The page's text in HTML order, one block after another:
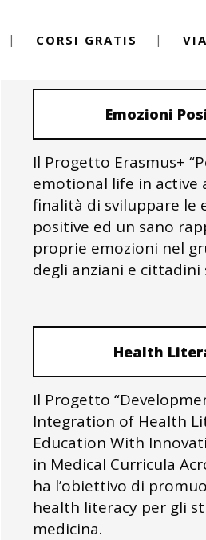
CORSI GRATIS
Emozioni
Il Progetto Erasmus+
emotional life in active
finalità di sviluppare le
positive ed un sano
proprie emozioni nel
degli anziani e cittadini
Health
Il Progetto
Integration of Health
Education With
in Medical Curricula
ha l’obiettivo di
health literacy per gli
medicina.